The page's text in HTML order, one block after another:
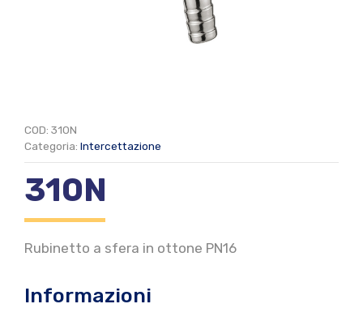
COD: 310N
Categoria: Intercettazione
310N
Rubinetto a sfera in ottone PN16
Informazioni